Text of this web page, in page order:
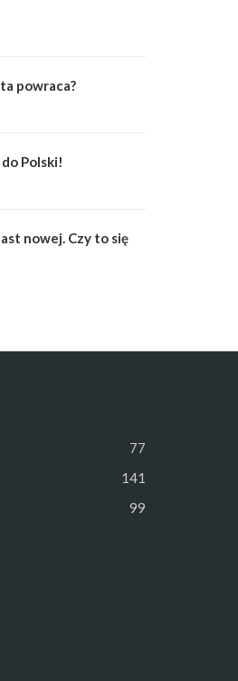
powraca?
Polski!
nowej. Czy to się
77
141
99